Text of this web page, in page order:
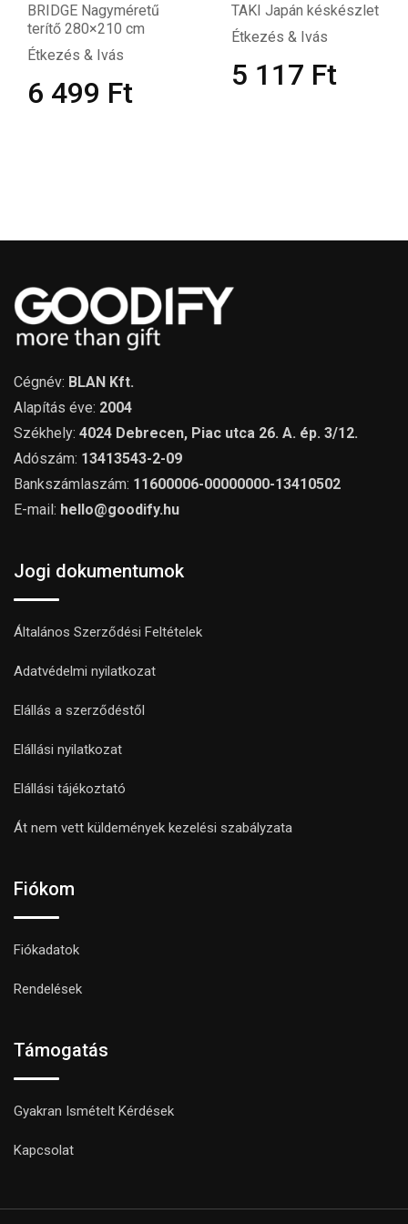
BRIDGE Nagyméretű
terítő 280×210 cm
Étkezés & Ivás
6 499 Ft
TAKI Japán késkészlet
Étkezés & Ivás
5 117 Ft
Cégnév: BLAN Kft.
Alapítás éve: 2004
Székhely: 4024 Debrecen, Piac utca 26. A. ép. 3/12.
Adószám: 13413543-2-09
Bankszámlaszám: 11600006-00000000-13410502
E-mail: hello@goodify.hu
Jogi dokumentumok
Általános Szerződési Feltételek
Adatvédelmi nyilatkozat
Elállás a szerződéstől
Elállási nyilatkozat
Elállási tájékoztató
Át nem vett küldemények kezelési szabályzata
Fiókom
Fiókadatok
Rendelések
Támogatás
Gyakran Ismételt Kérdések
Kapcsolat